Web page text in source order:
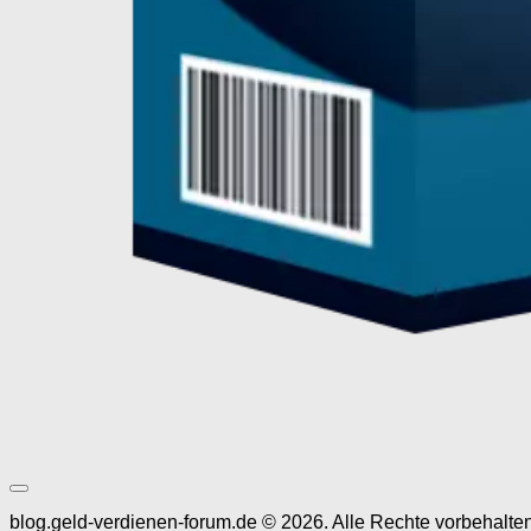
blog.geld-verdienen-forum.de © 2026. Alle Rechte